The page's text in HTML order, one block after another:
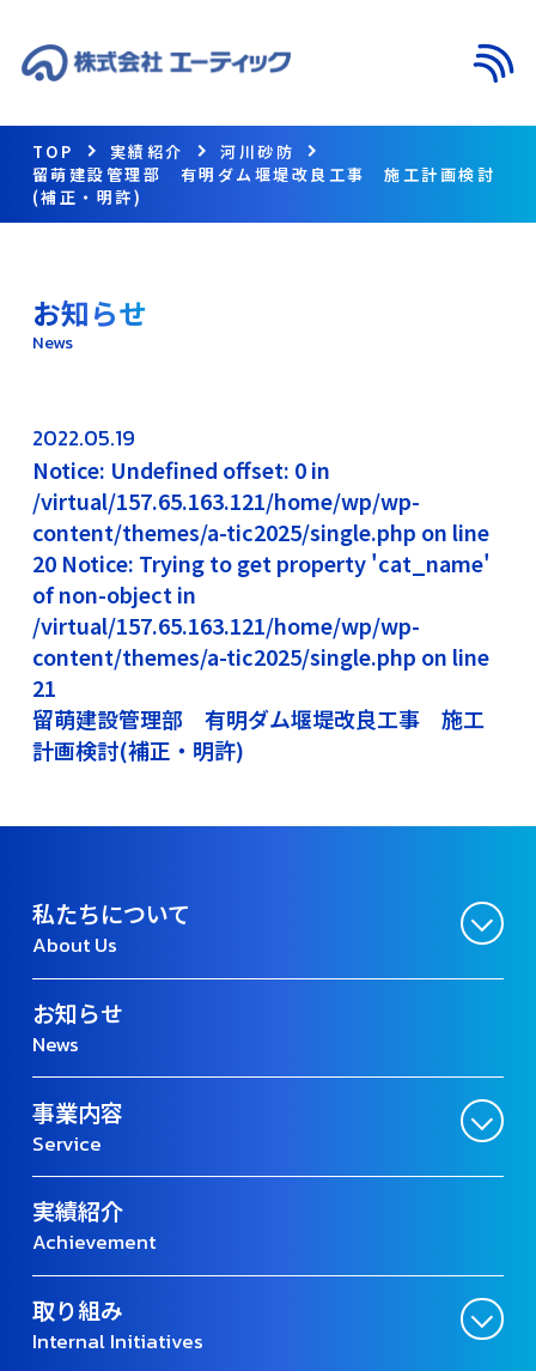
TOP 実績紹介
河川砂防
留萌建設管理部 有明ダム堰堤改良工事 施工計画検討
(補正・明許)
お知らせ
News
2022.05.19
Notice: Undefined offset: 0 in
/virtual/157.65.163.121/home/wp/wp-
content/themes/a-tic2025/single.php on line
20 Notice: Trying to get property 'cat_name'
of non-object in
/virtual/157.65.163.121/home/wp/wp-
content/themes/a-tic2025/single.php on line
21
留萌建設管理部 有明ダム堰堤改良工事 施工
計画検討(補正・明許)
私たちについて
About Us
お知らせ
News
事業内容
Service
実績紹介
Achievement
取り組み
Internal Initiatives